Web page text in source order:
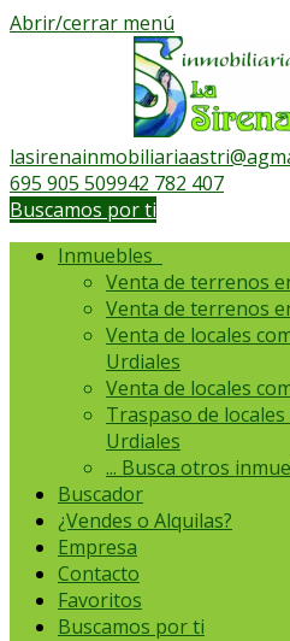
Abrir/cerrar menú
695 905 509942 782 407
Buscamos por ti
Inmuebles
Venta de terrenos
Venta de terrenos
Venta de locales
Urdiales
Venta de locales
Traspaso de
Urdiales
... Busca otros
Buscador
¿Vendes o Alquilas?
Empresa
Contacto
Favoritos
Buscamos por ti